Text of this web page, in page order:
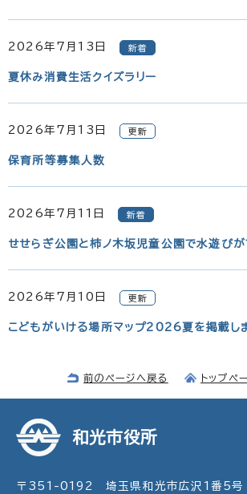
2026年7月13日 新着
夏休み消費生活クイズラリー
2026年7月13日 更新
保育所等募集人数
2026年7月11日 新着
せせらぎ公園と柿ノ木坂児童公園で水遊びが
2026年7月10日 更新
こどもがいける場所マップ2026夏を掲載し
前のページへ戻る トップペ
和光市役所
〒351-0192 埼玉県和光市広沢1番5号